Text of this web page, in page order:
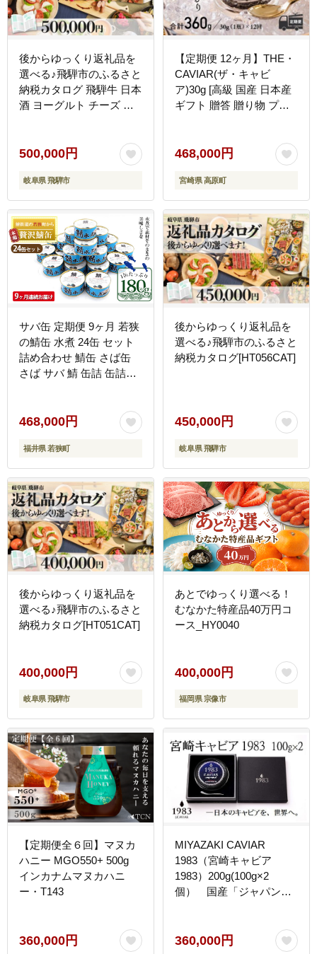
後からゆっくり返礼品を
選べる♪飛騨市のふるさと
納税カタログ 飛騨牛 日本
酒 ヨーグルト チーズ ハ
500,000円
岐阜県 飛騨市
【定期便 12ヶ月】THE・
CAVIAR(ザ・キャビ
ア)30g [高級 国産 日本産
ギフト 贈答 贈り物 プレ
468,000円
宮崎県 高原町
サバ缶 定期便 9ヶ月 若狭
の鯖缶 水煮 24缶 セット
詰め合わせ 鯖缶 さば缶
さば サバ 鯖 缶詰 缶詰め
井県 若狭町
468,000円
福井県 若狭町
後からゆっくり返礼品を
選べる♪飛騨市のふるさと
納税カタログ[HT056CAT]
450,000円
岐阜県 飛騨市
後からゆっくり返礼品を
選べる♪飛騨市のふるさと
納税カタログ[HT051CAT]
400,000円
岐阜県 飛騨市
あとでゆっくり選べる！
むなかた特産品40万円コ
ース_HY0040
400,000円
福岡県 宗像市
【定期便全６回】マヌカ
ハニー MGO550+ 500g
インカナムマヌカハニ
ー・T143
360,000円
MIYAZAKI CAVIAR
1983（宮崎キャビア
1983）200g(100g×2
個） 国産「ジャパンキ
360,000円